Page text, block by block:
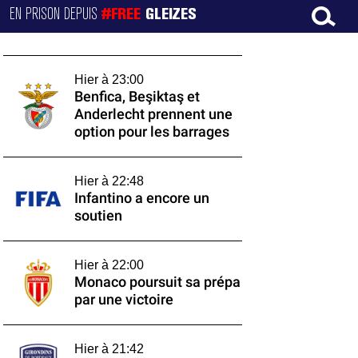
EN PRISON DEPUIS#FREE GLEIZES
Hier à 23:00
Benfica, Beşiktaş et
Anderlecht prennent une
option pour les barrages
Hier à 22:48
Infantino a encore un
soutien
Hier à 22:00
Monaco poursuit sa prépa
par une victoire
Hier à 21:42